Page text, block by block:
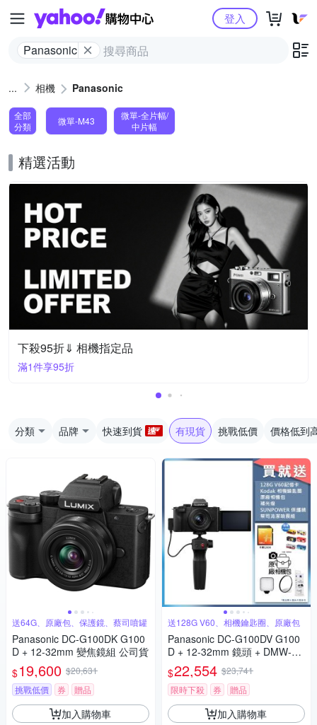
Yahoo購物中心
Panasonic
登入
相機 Panasonic
全部
分類
微單-M43
微單-全片幅/
中片幅
精選活動
下殺95折⇓ 相機指定品
滿1件享95折
分類 品牌 快速到貨 有現貨 挑戰低價 價格低到
送64G、原廠包、保護鏡、蔡司噴罐
Panasonic DC-G100DK G100
D + 12-32mm 變焦鏡組 公司貨
$19,600 $20,631
挑戰低價
券 贈品
加入購物車
送128G V60、相機鑰匙圈、原廠包
Panasonic DC-G100DV G100
D + 12-32mm 鏡頭 + DMW-SH
GR2 三腳架握把組 公司貨
$22,554 $23,741
限時下殺
券 贈品
加入購物車